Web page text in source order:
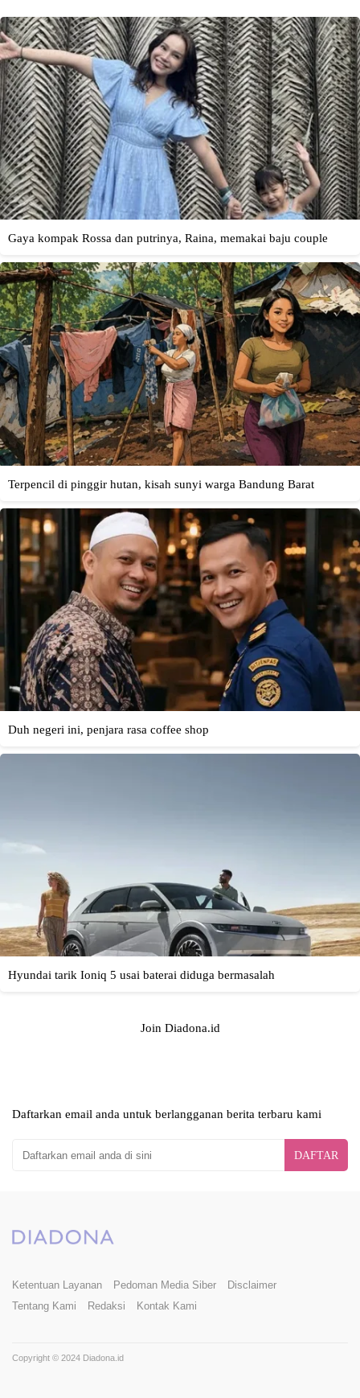
Join Diadona.id
Daftarkan email anda untuk berlangganan berita terbaru kami
DAFTAR
Ketentuan Layanan Pedoman Media Siber
Disclaimer
Tentang Kami
Redaksi Kontak Kami
Copyright © 2024 Diadona.id